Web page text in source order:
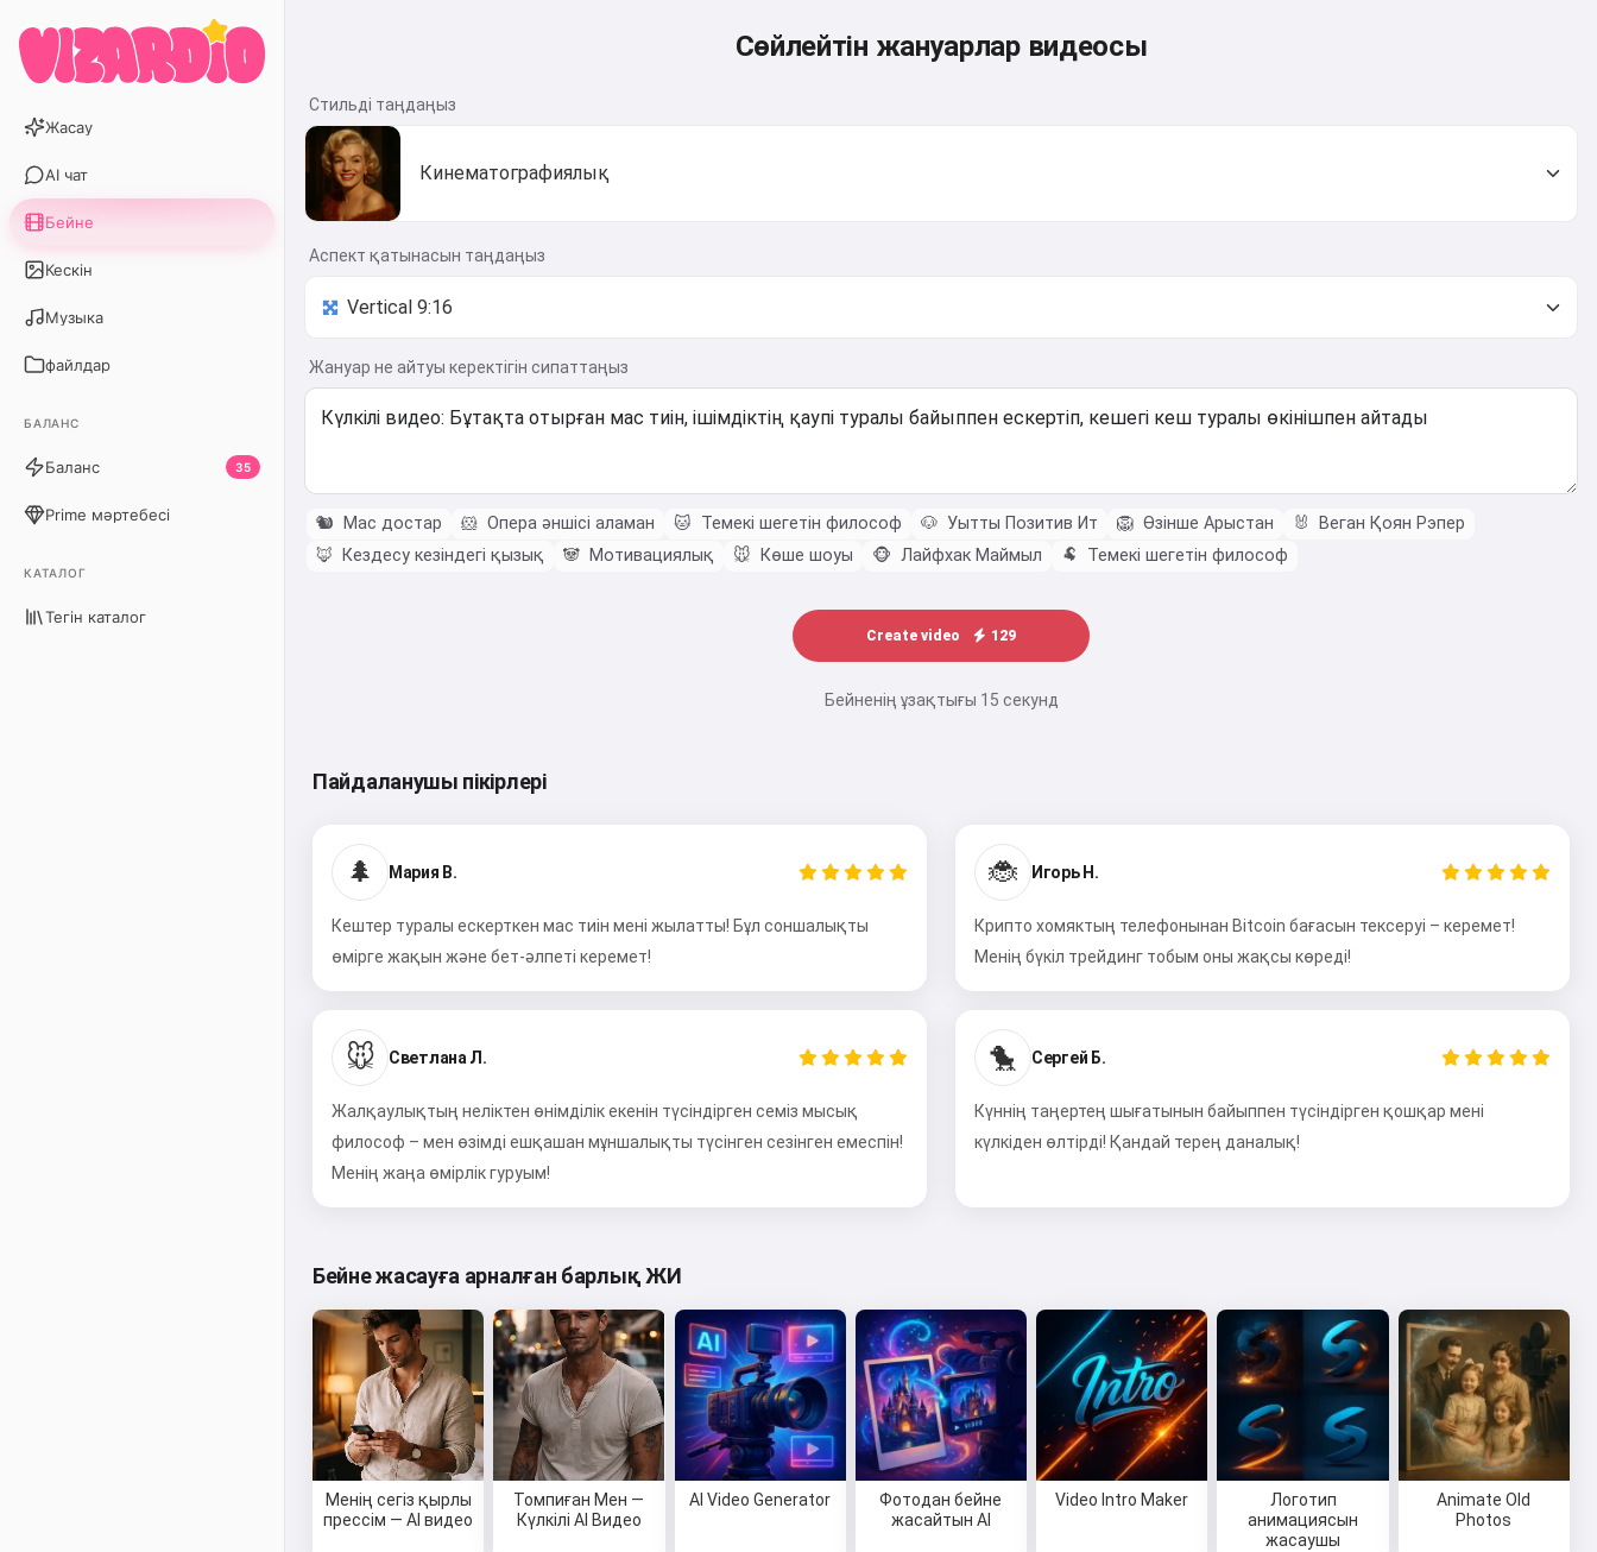
Жасау
AI чат
Бейне
Кескін
Музыка
файлдар
БАЛАНС
Баланс 35
Prime мәртебесі
КАТАЛОГ
Тегін каталог
Сөйлейтін жануарлар видеосы
Стильді таңдаңыз
Кинематографиялық
Аспект қатынасын таңдаңыз
Жануар не айтуы керектігін сипаттаңыз
🐿️ Мас достар 🐹 Опера әншісі аламан 🐱 Темекі шегетін философ 🐶 Уытты Позитив Ит 🦁 Өзінше Арыстан 🐰
Веган Қоян Рэпер
🦊
Кездесу кезіндегі қызық 🐼 Мотивациялық 🐭 Көше шоуы 🐵 Лайфхак Маймыл 🐏 Темекі шегетін философ
Create video 129
Бейненің ұзақтығы 15 секунд
Пайдаланушы пікірлері
🌲 Мария В.
Кештер туралы ескерткен мас тиін мені жылатты! Бұл соншалықты
өмірге жақын және бет-әлпеті керемет!
🐞 Игорь Н.
Крипто хомяктың телефонынан Bitcoin бағасын тексеруі – керемет!
Менің бүкіл трейдинг тобым оны жақсы көреді!
🐭 Светлана Л.
Жалқаулықтың неліктен өнімділік екенін түсіндірген семіз мысық
философ – мен өзімді ешқашан мұншалықты түсінген сезінген емеспін!
Менің жаңа өмірлік гуруым!
🐤 Сергей Б.
Күннің таңертең шығатынын байыппен түсіндірген қошқар мені
күлкіден өлтірді! Қандай терең даналық!
Бейне жасауға арналған барлық ЖИ
Менің сегіз қырлы
прессім — AI видео
Томпиған Мен —
Күлкілі AI Видео
AI Video Generator
Фотодан бейне
жасайтын AI
Video Intro Maker
Логотип
анимациясын
жасаушы
Animate Old
Photos